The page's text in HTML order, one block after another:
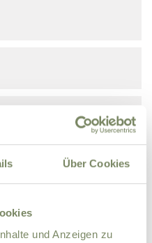
Über Cookies
und Anzeigen zu